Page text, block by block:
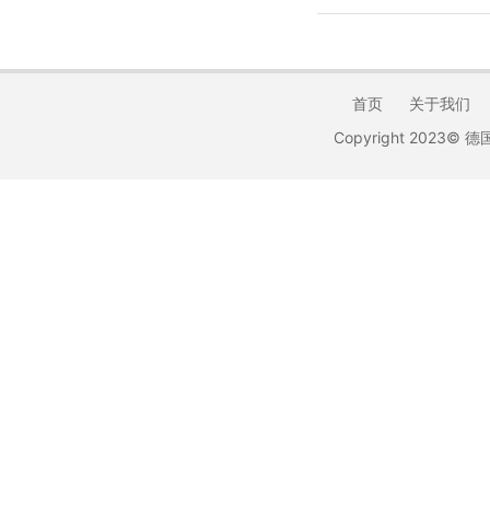
首页
关于我们
Copyright 2023© 德